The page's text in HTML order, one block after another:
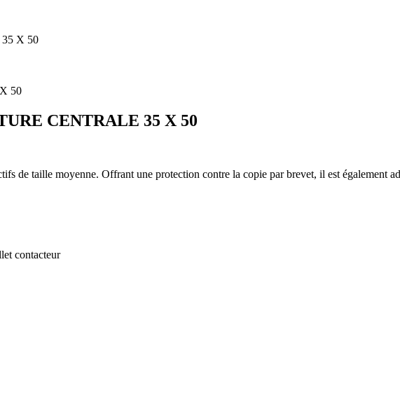
X 50
CENTRALE 35 X 50
de taille moyenne. Offrant une protection contre la copie par brevet, il est également
contacteur